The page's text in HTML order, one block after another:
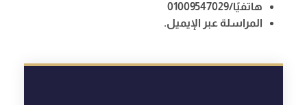
هاتفيًا/01009547029
المراسلة عبر الإيميل.